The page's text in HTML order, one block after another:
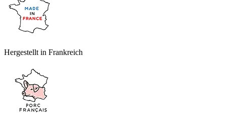
Hergestellt in Frankreich